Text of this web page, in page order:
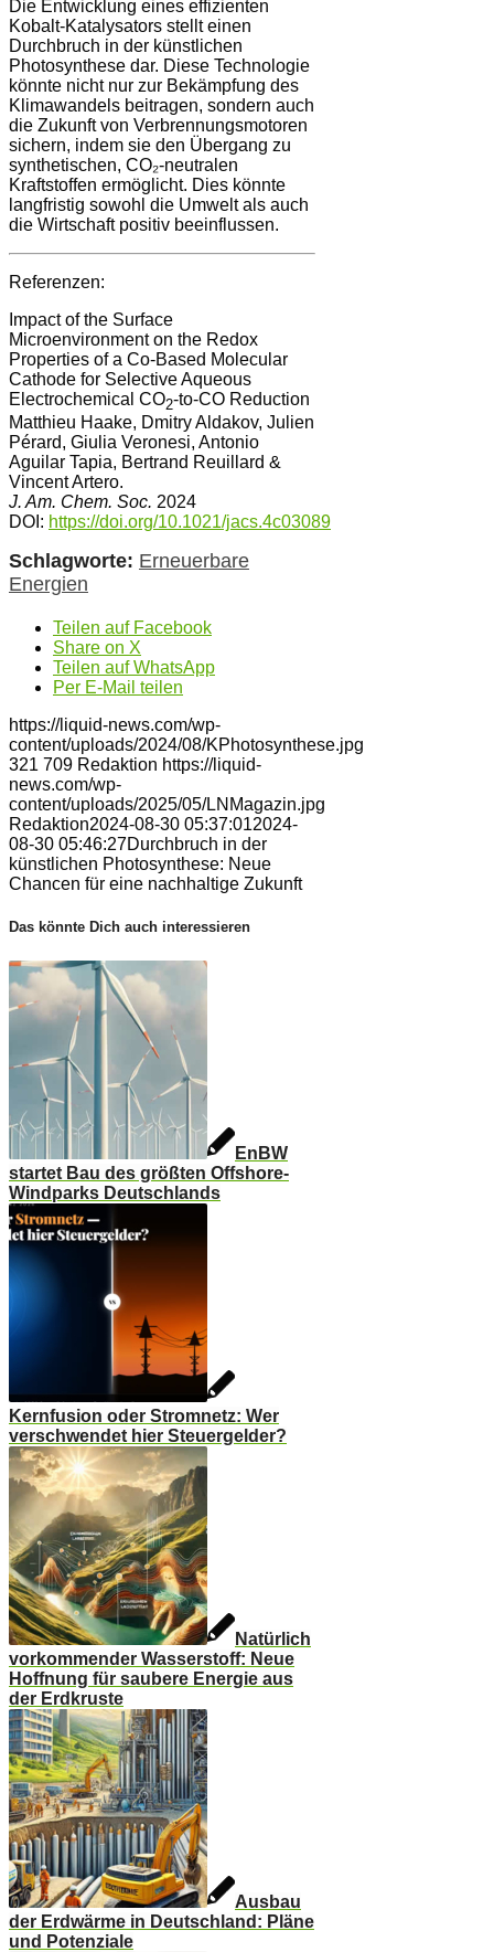
Die Entwicklung eines effizienten
Kobalt-Katalysators stellt einen
Durchbruch in der künstlichen
Photosynthese dar. Diese Technologie
könnte nicht nur zur Bekämpfung des
Klimawandels beitragen, sondern auch
die Zukunft von Verbrennungsmotoren
sichern, indem sie den Übergang zu
synthetischen, CO₂-neutralen
Kraftstoffen ermöglicht. Dies könnte
langfristig sowohl die Umwelt als auch
die Wirtschaft positiv beeinflussen.
Referenzen:
Impact of the Surface
Microenvironment on the Redox
Properties of a Co-Based Molecular
Cathode for Selective Aqueous
Electrochemical CO2-to-CO Reduction
Matthieu Haake, Dmitry Aldakov, Julien
Pérard, Giulia Veronesi, Antonio
Aguilar Tapia, Bertrand Reuillard &
Vincent Artero.
J. Am. Chem. Soc. 2024
DOI: https://doi.org/10.1021/jacs.4c03089
Schlagworte: Erneuerbare
Energien
Teilen auf Facebook
Share on X
Teilen auf WhatsApp
Per E-Mail teilen
https://liquid-news.com/wp-
content/uploads/2024/08/KPhotosynthese.jpg
321 709 Redaktion https://liquid-
news.com/wp-
content/uploads/2025/05/LNMagazin.jpg
Redaktion2024-08-30 05:37:012024-
08-30 05:46:27Durchbruch in der
künstlichen Photosynthese: Neue
Chancen für eine nachhaltige Zukunft
Das könnte Dich auch interessieren
EnBW
startet Bau des größten Offshore-
Windparks Deutschlands
Kernfusion oder Stromnetz: Wer
verschwendet hier Steuergelder?
Natürlich
vorkommender Wasserstoff: Neue
Hoffnung für saubere Energie aus
der Erdkruste
Ausbau
der Erdwärme in Deutschland: Pläne
und Potenziale